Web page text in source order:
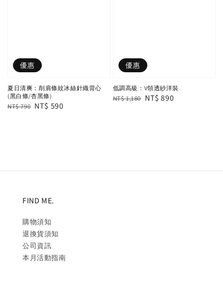
優惠
夏日清爽：削肩條紋冰絲針織背心
(黑白條/杏黑條)
Regular
NT$ 790 Sale
NT$ 590
優惠
低調高級：V領透紗洋裝
Regular
NT$ 1,180 Sale
NT$ 890
FIND ME.
購物須知
退換貨須知
公司資訊
本月活動指南